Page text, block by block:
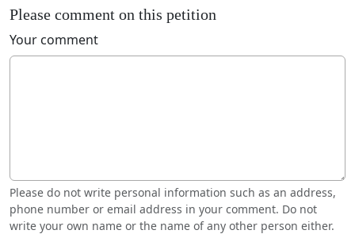
Please comment on this petition
Your comment
Please do not write personal information such as an address,
phone number or email address in your comment. Do not
write your own name or the name of any other person either.